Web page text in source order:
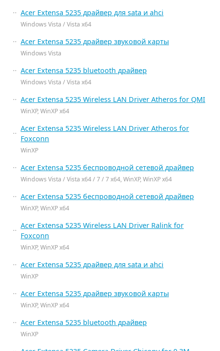
Acer Extensa 5235 драйвер для sata и ahci
Windows Vista / Vista x64
Acer Extensa 5235 драйвер звуковой карты
Windows Vista
Acer Extensa 5235 bluetooth драйвер
Windows Vista / Vista x64
Acer Extensa 5235 Wireless LAN Driver Atheros for QMI
WinXP, WinXP x64
Acer Extensa 5235 Wireless LAN Driver Atheros for
Foxconn
WinXP
Acer Extensa 5235 беспроводной сетевой драйвер
Windows Vista / Vista x64 / 7 / 7 x64, WinXP, WinXP x64
Acer Extensa 5235 беспроводной сетевой драйвер
WinXP, WinXP x64
Acer Extensa 5235 Wireless LAN Driver Ralink for
Foxconn
WinXP, WinXP x64
Acer Extensa 5235 драйвер для sata и ahci
WinXP
Acer Extensa 5235 драйвер звуковой карты
WinXP, WinXP x64
Acer Extensa 5235 bluetooth драйвер
WinXP